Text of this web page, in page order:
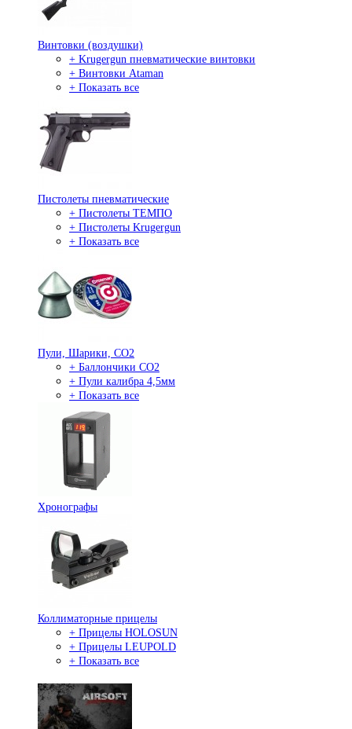
Винтовки (воздушки)
+ Krugergun пневматические винтовки
+ Винтовки Ataman
+ Показать все
Пистолеты пневматические
+ Пистолеты ТЕМПО
+ Пистолеты Krugergun
+ Показать все
Пули, Шарики, СО2
+ Баллончики СО2
+ Пули калибра 4,5мм
+ Показать все
Хронографы
Коллиматорные прицелы
+ Прицелы HOLOSUN
+ Прицелы LEUPOLD
+ Показать все